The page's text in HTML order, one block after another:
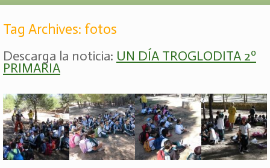
Tag Archives: fotos
Descarga la noticia: UN DÍA TROGLODITA 2º
PRIMARIA